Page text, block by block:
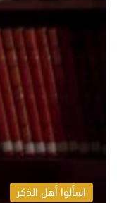
اسألوا أهل الذكر